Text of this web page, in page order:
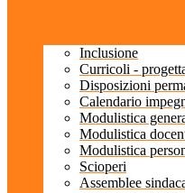
Inclusione
Curricoli -
Disposizioni
Calendario
Modulistica
Modulistica
Modulistica
Scioperi
Assemblee